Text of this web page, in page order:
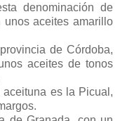
denominación de
unos aceites amarillo
de Córdoba,
aceites de tonos
es la Picual,